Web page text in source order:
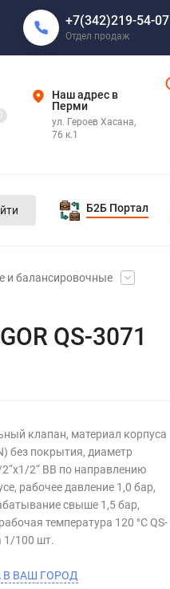
+7(342)219-54-07
Отдел продаж
Наш адрес в
Перми
ул. Героев Хасана,
76 к.1
Б2Б Портал
и балансировочные
QS-3071
клапан, материал корпуса
без покрытия, диаметр
2“ ВВ по направлению
рабочее давление 1,0 бар,
свыше 1,5 бар,
температура 120 °С QS-
1/100 шт.
В ВАШ ГОРОД